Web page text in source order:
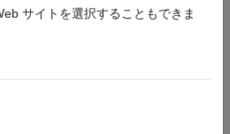
used by the design method
options returned by
サイトを選択することもできま